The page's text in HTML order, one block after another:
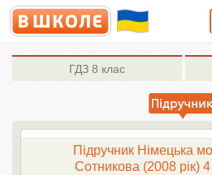
ГДЗ 8 клас
Підручник Німецька
Сотникова (2008 рік) 4